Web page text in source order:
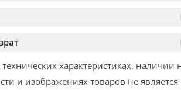
характеристиках, наличии
и изображениях товаров не является